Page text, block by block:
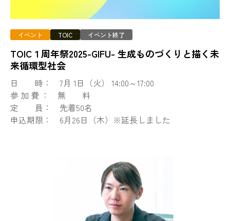
イベント TOIC イベント終了
TOIC１周年祭2025-GIFU- 生成ものづくりと描く未
来循環型社会
日 時： 7月 1日（火） 14:00～17:00
参 加 費 ： 無 料
定 員： 先着50名
申込期限： 6月26日（木）※延長しました